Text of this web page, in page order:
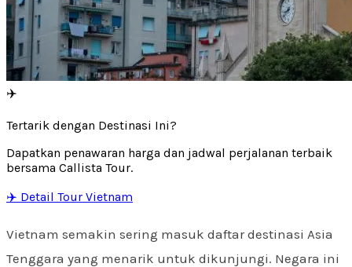
✈️
Tertarik dengan Destinasi Ini?
Dapatkan penawaran harga dan jadwal perjalanan terbaik
bersama Callista Tour.
✈️ Detail Tour Vietnam
Vietnam semakin sering masuk daftar destinasi Asia
Tenggara yang menarik untuk dikunjungi. Negara ini